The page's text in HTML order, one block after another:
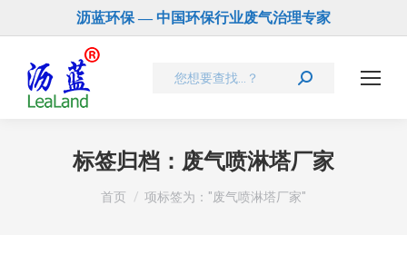
沥蓝环保 — 中国环保行业废气治理专家
Search:
标签归档： 废气喷淋塔厂家
您在这里：
首页 项标签为："废气喷淋塔厂家"